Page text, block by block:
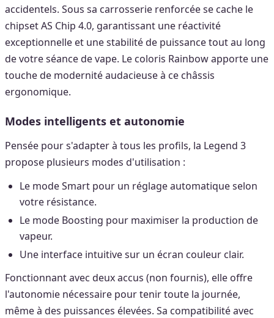
accidentels. Sous sa carrosserie renforcée se cache le
chipset AS Chip 4.0, garantissant une réactivité
exceptionnelle et une stabilité de puissance tout au long
de votre séance de vape. Le coloris Rainbow apporte une
touche de modernité audacieuse à ce châssis
ergonomique.
Modes intelligents et autonomie
Pensée pour s'adapter à tous les profils, la Legend 3
propose plusieurs modes d'utilisation :
Le mode Smart pour un réglage automatique selon
votre résistance.
Le mode Boosting pour maximiser la production de
vapeur.
Une interface intuitive sur un écran couleur clair.
Fonctionnant avec deux accus (non fournis), elle offre
l'autonomie nécessaire pour tenir toute la journée,
même à des puissances élevées. Sa compatibilité avec